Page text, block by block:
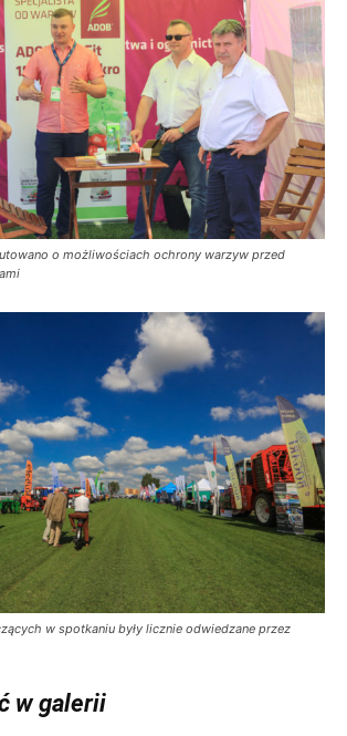
o możliwościach ochrony warzyw przed
w spotkaniu były licznie odwiedzane przez
w galerii